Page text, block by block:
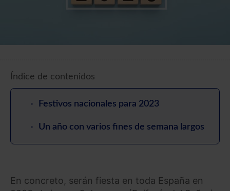
Índice de contenidos
Festivos nacionales para 2023
Un año con varios fines de semana largos
En concreto, serán fiesta en toda España en